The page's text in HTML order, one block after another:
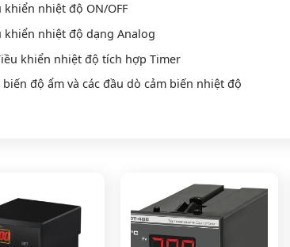
nhiệt độ ON/OFF
khiển nhiệt độ dạng Analog
khiển nhiệt độ tích hợp Timer
biến độ ẩm và các đầu dò cảm biến nhiệt độ